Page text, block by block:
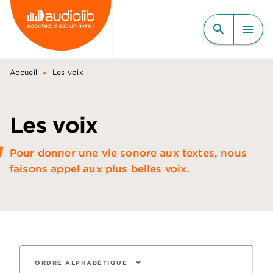
MENU RECHERCHE
CONTENU
PIED DE PAGE
search menu
Accueil • Les voix
Les voix
Pour donner une vie sonore aux textes, nous
faisons appel aux plus belles voix.
ORDRE ALPHABÉTIQUE arrow_drop_down